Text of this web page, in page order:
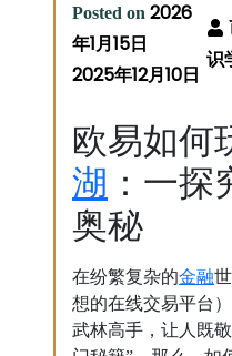
Posted on 2026
年1月15日
2025年12月10日
欧易如何
湖 ：一探
奥秘
在纷繁复杂的金融
想的在线交易平台
武林高手，让人既